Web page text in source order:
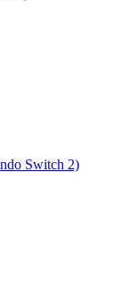
Switch 2)